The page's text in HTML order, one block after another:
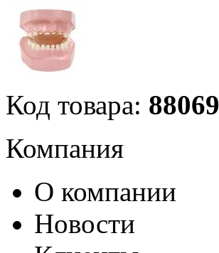
Код товара:
Компания
О компании
Новости